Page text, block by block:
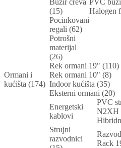
Bužir creva
(15)
PVC
Halogen
Pocinkovani
regali (62)
Potrošni
materijal
(26)
Ormani i
kućišta (174)
Rek ormani 19" (110)
Rek ormani 10" (8)
Indoor kućišta (35)
Eksterni ormani (20)
Energetski
kablovi
PVC
N2XH
Strujni
razvodnici
Rack